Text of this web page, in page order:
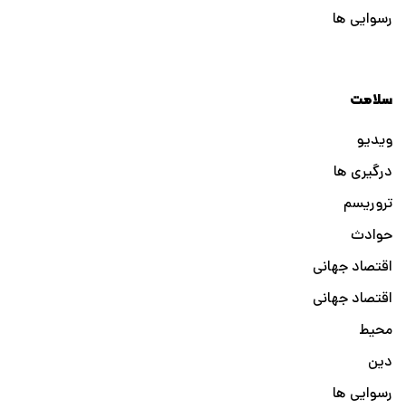
رسوایی ها
سلامت
ویدیو
درگیری ها
تروریسم
حوادث
اقتصاد جهانی
اقتصاد جهانی
محیط
دین
رسوایی ها